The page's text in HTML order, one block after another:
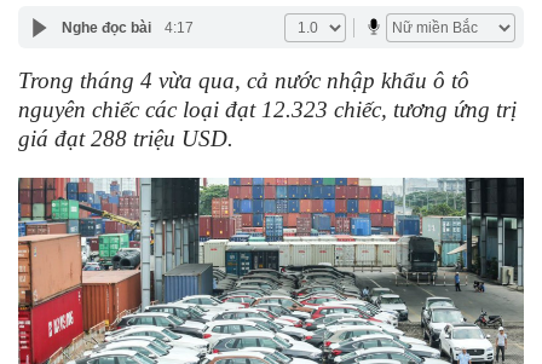
Nghe đọc bài 4:17
Trong tháng 4 vừa qua, cả nước nhập khẩu ô tô
nguyên chiếc các loại đạt 12.323 chiếc, tương ứng trị
giá đạt 288 triệu USD.